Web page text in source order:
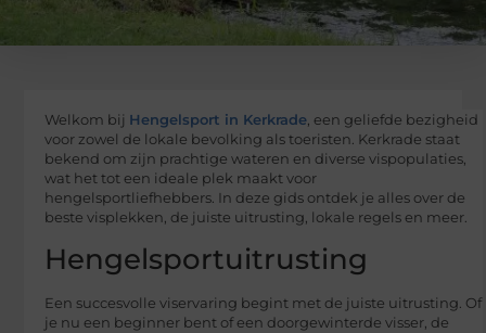
Welkom bij Hengelsport in Kerkrade , een geliefde bezigheid
voor zowel de lokale bevolking als toeristen. Kerkrade staat
bekend om zijn prachtige wateren en diverse vispopulaties,
wat het tot een ideale plek maakt voor
hengelsportliefhebbers. In deze gids ontdek je alles over de
beste visplekken, de juiste uitrusting, lokale regels en meer.
Hengelsportuitrusting
Een succesvolle viservaring begint met de juiste uitrusting. Of
je nu een beginner bent of een doorgewinterde visser, de